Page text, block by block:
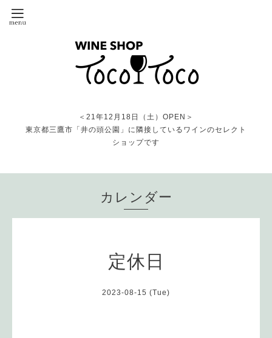
＜21年12月18日（土）OPEN＞
東京都三鷹市「井の頭公園」に隣接しているワインのセレクト
ショップです
カレンダー
定休日
2023-08-15 (Tue)